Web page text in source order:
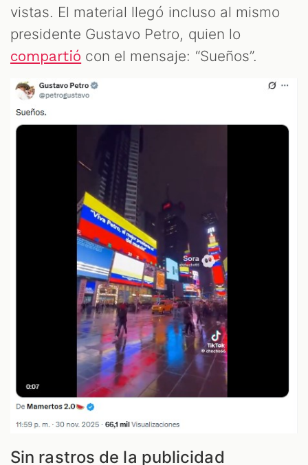
vistas. El material llegó incluso al mismo
presidente Gustavo Petro, quien lo
compartió con el mensaje: “Sueños”.
Sin rastros de la publicidad